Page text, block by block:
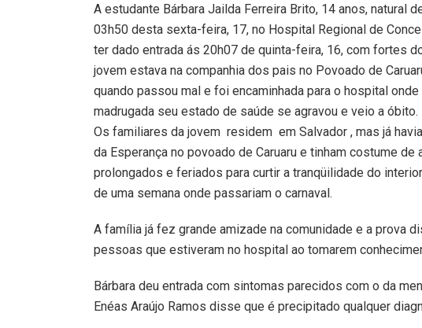
A estudante Bárbara Jailda Ferreira Brito, 14 anos, natural
03h50 desta sexta-feira, 17, no Hospital Regional de
ter dado entrada ás 20h07 de quinta-feira, 16, com fortes
jovem estava na companhia dos pais no Povoado de
quando passou mal e foi encaminhada para o hospital
madrugada seu estado de saúde se agravou e veio a óbito.
Os familiares da jovem residem em Salvador , mas já
da Esperança no povoado de Caruaru e tinham costume
prolongados e feriados para curtir a tranqüilidade do
de uma semana onde passariam o carnaval.
A família já fez grande amizade na comunidade e a prova
pessoas que estiveram no hospital ao tomarem
Bárbara deu entrada com sintomas parecidos com o da
Enéas Araújo Ramos disse que é precipitado qualquer